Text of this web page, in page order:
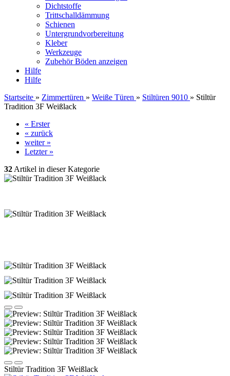
Dichtstoffe
Trittschalldämmung
Schienen
Untergrundvorbereitung
Kleber
Werkzeuge
Zubehör Böden anzeigen
Hilfe
Hilfe
Startseite » Zimmertüren » Weiße Türen » Stiltüren 9010 » Stiltür
Tradition 3F Weißlack
« Erster
« zurück
weiter »
Letzter »
32 Artikel in dieser Kategorie
Stiltür Tradition 3F Weißlack